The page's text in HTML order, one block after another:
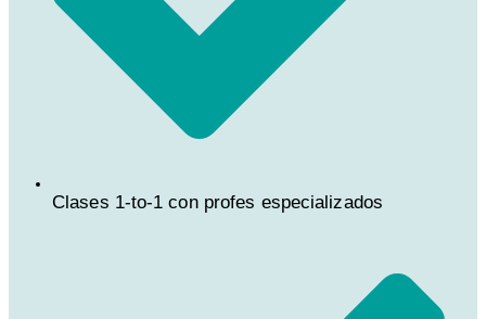
Clases 1-to-1 con profes especializados